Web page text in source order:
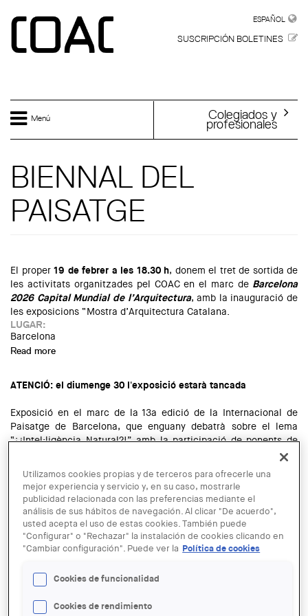
ESPAÑOL
SUSCRIPCIÓN BOLETINES
Menú Colegiados y
profesionales
BIENNAL DEL
PAISATGE
El proper 19 de febrer a les 18.30 h, donem el tret de sortida de
les activitats organitzades pel COAC en el marc de Barcelona
2026 Capital Mundial de l’Arquitectura, amb la inauguració de
les exposicions “Mostra d’Arquitectura Catalana.
LUGAR:
Barcelona
Read more
ATENCIÓ: el diumenge 30 l'exposició estarà tancada
Exposició en el marc de la 13a edició de la Internacional de
Paisatge de Barcelona, que enguany debatrà sobre el lema
“¡¿Intel·ligència Natural?!” amb la participació de ponents de
Barcelona
Read moreabout Exposició Territoris i paisatges: 20 anys de polítiques
de paisatge
ATENCIÓ: el diumenge 30 l'exposició estarà tancada
Exposició en el marc de la13a edició de la Internacional de
¡¿Intel·ligència Natural?!” amb la participació de ponents de
LUGAR:
Utilizamos cookies propias y de terceros para ofrecerle una
mejor experiencia y servicio y, en su caso, mostrarle
publicidad relacionada con las preferencias mediante el
análisis de sus hábitos de navegación. Al clicar "De acuerdo",
usted acepta el uso de estas cookies. También puede
"Configurar" o "Rechazar" la instalación de cookies clicando en
"Cambiar configuración". Puede ver la Política de cookies
Cookies de funcionalidad
Cookies de rendimiento